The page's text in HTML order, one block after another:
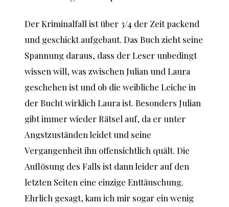
Der Kriminalfall ist über 3/4 der Zeit packend
und geschickt aufgebaut. Das Buch zieht seine
Spannung daraus, dass der Leser unbedingt
wissen will, was zwischen Julian und Laura
geschehen ist und ob die weibliche Leiche in
der Bucht wirklich Laura ist. Besonders Julian
gibt immer wieder Rätsel auf, da er unter
Angstzuständen leidet und seine
Vergangenheit ihn offensichtlich quält. Die
Auflösung des Falls ist dann leider auf den
letzten Seiten eine einzige Enttäuschung.
Ehrlich gesagt, kam ich mir sogar ein wenig